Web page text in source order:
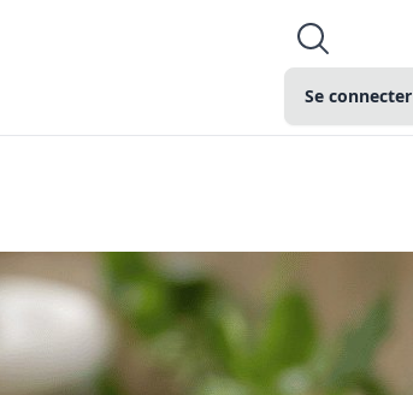
Se connecter